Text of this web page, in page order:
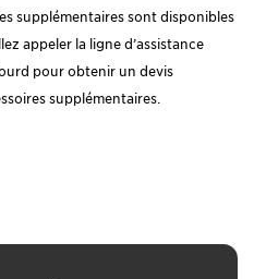
supplémentaires sont disponibles
appeler la ligne d’assistance
pour obtenir un devis
supplémentaires.